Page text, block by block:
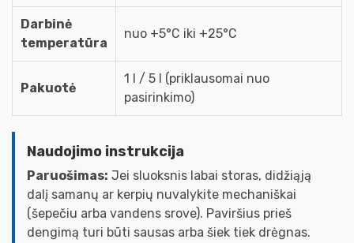
Darbinė
temperatūra
nuo +5°C iki +25°C
Pakuotė
1 l / 5 l (priklausomai nuo
pasirinkimo)
Naudojimo instrukcija
Paruošimas: Jei sluoksnis labai storas, didžiąją
dalį samanų ar kerpių nuvalykite mechaniškai
(šepečiu arba vandens srove). Paviršius prieš
dengimą turi būti sausas arba šiek tiek drėgnas.